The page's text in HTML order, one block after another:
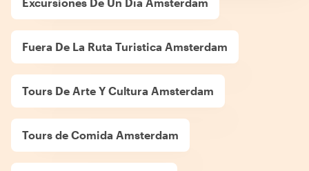
Fuera De La Ruta Turistica Amsterdam
Tours De Arte Y Cultura Amsterdam
Tours de Comida Amsterdam